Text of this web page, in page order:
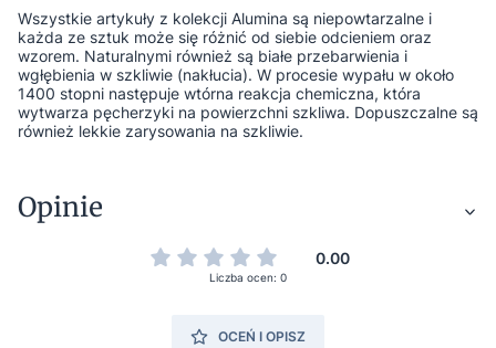
Wszystkie artykuły z kolekcji Alumina są niepowtarzalne i
każda ze sztuk może się różnić od siebie odcieniem oraz
wzorem. Naturalnymi również są białe przebarwienia i
wgłębienia w szkliwie (nakłucia). W procesie wypału w około
1400 stopni następuje wtórna reakcja chemiczna, która
wytwarza pęcherzyki na powierzchni szkliwa. Dopuszczalne są
również lekkie zarysowania na szkliwie.
Opinie
0.00
Liczba ocen: 0
OCEŃ I OPISZ